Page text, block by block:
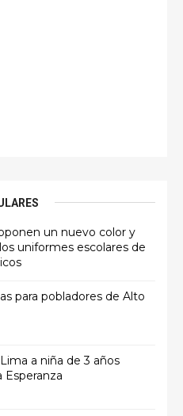
un nuevo color y
uniformes escolares de
para pobladores de Alto
a niña de 3 años
Esperanza